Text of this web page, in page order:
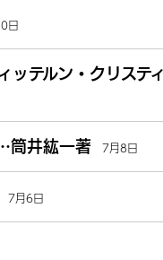
日
テルン・クリステ
筒井紘一著 7月8日
7月6日